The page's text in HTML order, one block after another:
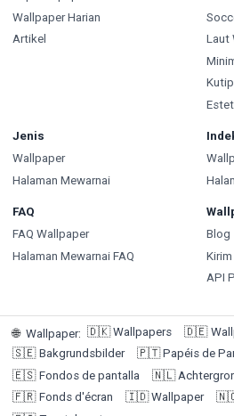
Wallpaper Harian
Artikel
Laut
Jenis
Wallpaper
Halaman Mewarnai
FAQ
FAQ Wallpaper
Halaman Mewarnai FAQ
Blog
API
🌐 Wallpaper: 🇩🇰 Wallpapers 🇩🇪
🇸🇪 Bakgrundsbilder 🇵🇹 Papéis de
🇪🇸 Fondos de pantalla 🇳🇱
🇫🇷 Fonds d'écran 🇮🇩 Wallpaper